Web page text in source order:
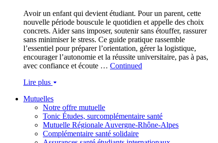
Avoir un enfant qui devient étudiant. Pour un parent, cette
nouvelle période bouscule le quotidien et appelle des choix
concrets. Aider sans imposer, soutenir sans étouffer, rassurer
sans minimiser le stress. Ce guide pratique rassemble
l’essentiel pour préparer l’orientation, gérer la logistique,
encourager l’autonomie et la réussite universitaire, pas à pas,
avec confiance et écoute … Continued
Lire plus
Mutuelles
Notre offre mutuelle
Tonic Études, surcomplémentaire santé
Mutuelle Régionale Auvergne-Rhône-Alpes
Complémentaire santé solidaire